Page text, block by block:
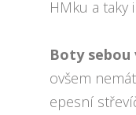
HMku a taky
Boty
ovšem
epesní